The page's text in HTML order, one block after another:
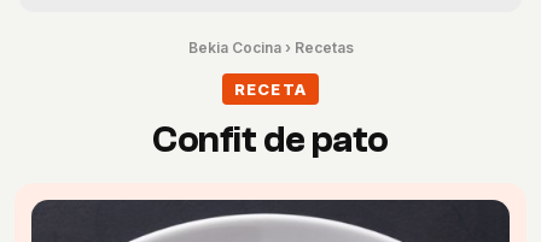
Bekia Cocina› Recetas
RECETA
Confit de pato